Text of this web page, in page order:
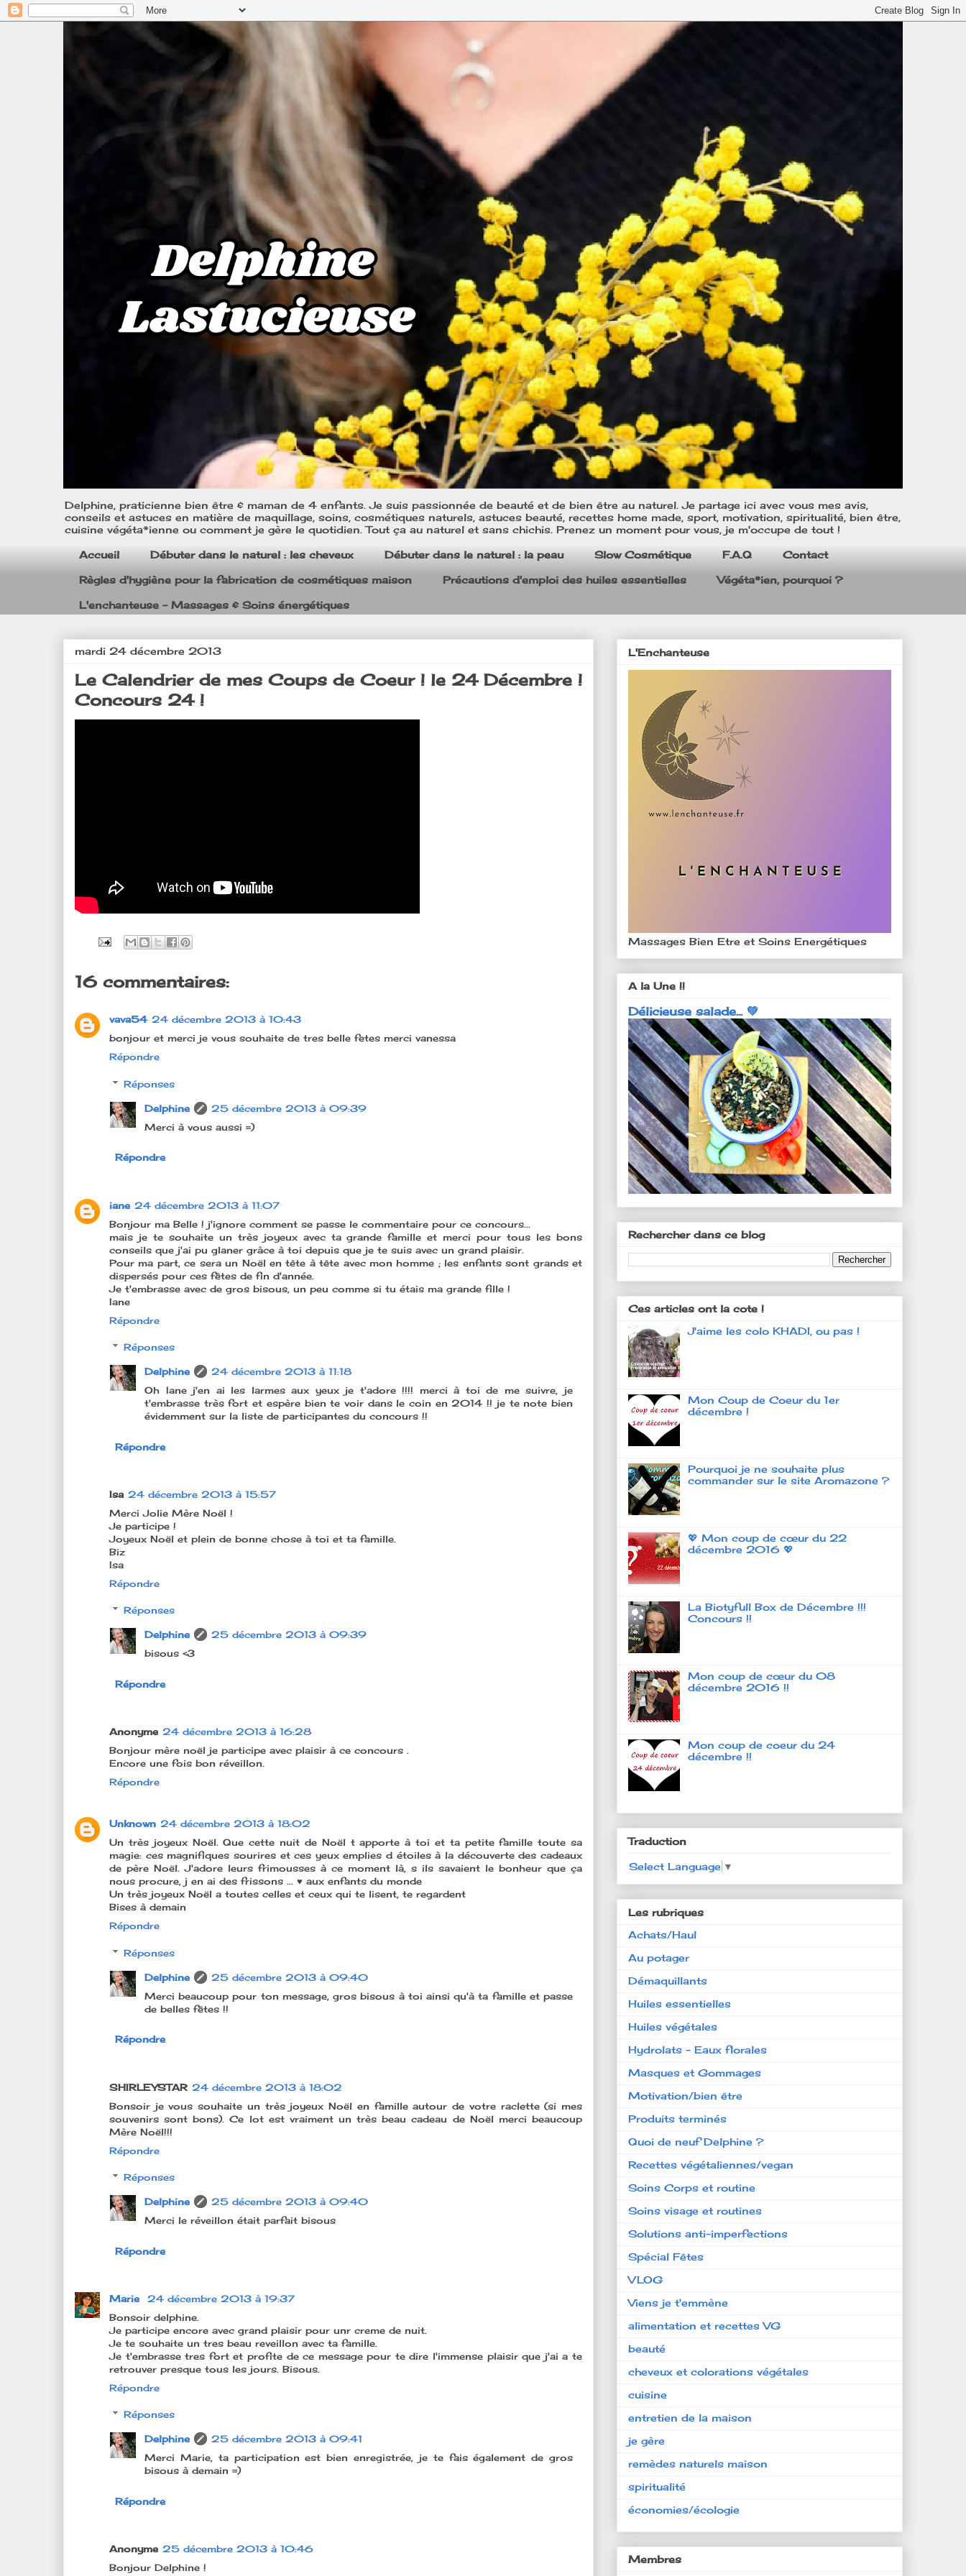
Delphine, praticienne bien être & maman de 4 enfants. Je suis passionnée de beauté et de bien être au naturel. Je partage ici avec vous mes avis,
conseils et astuces en matière de maquillage, soins, cosmétiques naturels, astuces beauté, recettes home made, sport, motivation, spiritualité, bien être,
cuisine végéta*ienne ou comment je gère le quotidien. Tout ça au naturel et sans chichis. Prenez un moment pour vous, je m'occupe de tout !
Accueil Débuter dans le naturel : les cheveux Débuter dans le naturel : la peau Slow Cosmétique F.A.Q Contact
Règles d'hygiène pour la fabrication de cosmétiques maison Précautions d'emploi des huiles essentielles Végéta*ien, pourquoi ?
L'enchanteuse - Massages & Soins énergétiques
mardi 24 décembre 2013
Le Calendrier de mes Coups de Coeur ! le 24 Décembre !
Concours 24 !
16 commentaires:
vava54 24 décembre 2013 à 10:43
bonjour et merci je vous souhaite de tres belle fetes merci vanessa
Répondre
Réponses
Delphine
25 décembre 2013 à 09:39
Merci à vous aussi =)
Répondre
iane 24 décembre 2013 à 11:07
Bonjour ma Belle ! j'ignore comment se passe le commentaire pour ce concours...
mais je te souhaite un très joyeux avec ta grande famille et merci pour tous les bons
conseils que j'ai pu glaner grâce à toi depuis que je te suis avec un grand plaisir.
Pour ma part, ce sera un Noël en tête à tête avec mon homme ; les enfants sont grands et
dispersés pour ces fêtes de fin d'année.
Je t'embrasse avec de gros bisous, un peu comme si tu étais ma grande fille !
Iane
Répondre
Réponses
Delphine
24 décembre 2013 à 11:18
Oh Iane j'en ai les larmes aux yeux je t'adore !!!! merci à toi de me suivre, je
t'embrasse très fort et espère bien te voir dans le coin en 2014 !! je te note bien
évidemment sur la liste de participantes du concours !!
Répondre
Isa 24 décembre 2013 à 15:57
Merci Jolie Mère Noël !
Je participe !
Joyeux Noël et plein de bonne chose à toi et ta famille.
Biz
Isa
Répondre
Réponses
Delphine
25 décembre 2013 à 09:39
bisous <3
Répondre
Anonyme 24 décembre 2013 à 16:28
Bonjour mère noël je participe avec plaisir à ce concours .
Encore une fois bon réveillon.
Répondre
Unknown 24 décembre 2013 à 18:02
Un très joyeux Noël. Que cette nuit de Noël t apporte à toi et ta petite famille toute sa
magie: ces magnifiques sourires et ces yeux emplies d étoiles à la découverte des cadeaux
de père Noël. J'adore leurs frimousses à ce moment là, s ils savaient le bonheur que ça
nous procure, j en ai des frissons ... ♥ aux enfants du monde
Un très joyeux Noël a toutes celles et ceux qui te lisent, te regardent
Bises à demain
Répondre
Réponses
Delphine
25 décembre 2013 à 09:40
Merci beaucoup pour ton message, gros bisous à toi ainsi qu'à ta famille et passe
de belles fêtes !!
Répondre
SHIRLEYSTAR 24 décembre 2013 à 18:02
Bonsoir je vous souhaite un très joyeux Noël en famille autour de votre raclette (si mes
souvenirs sont bons). Ce lot est vraiment un très beau cadeau de Noël merci beaucoup
Mère Noël!!!
Répondre
Réponses
Delphine
25 décembre 2013 à 09:40
Merci le réveillon était parfait bisous
Répondre
Marie
24 décembre 2013 à 19:37
Bonsoir delphine.
Je participe encore avec grand plaisir pour unr creme de nuit.
Je te souhaite un tres beau reveillon avec ta famille.
Je t'embrasse tres fort et profite de ce message pour te dire l'immense plaisir que j'ai a te
retrouver presque tous les jours. Bisous.
Répondre
Réponses
Delphine
25 décembre 2013 à 09:41
Merci Marie, ta participation est bien enregistrée, je te fais également de gros
bisous à demain =)
Répondre
Anonyme 25 décembre 2013 à 10:46
Bonjour Delphine !
L'Enchanteuse
Massages Bien Etre et Soins Energétiques
A la Une !!
Délicieuse salade... 💚
Rechercher dans ce blog
Ces articles ont la cote !
J'aime les colo KHADI, ou pas !
Mon Coup de Coeur du 1er
décembre !
Pourquoi je ne souhaite plus
commander sur le site Aromazone ?
💖 Mon coup de cœur du 22
décembre 2016 💖
La Biotyfull Box de Décembre !!!
Concours !!
Mon coup de cœur du 08
décembre 2016 !!
Mon coup de coeur du 24
décembre !!
Traduction
Select Language ▼
Les rubriques
Achats/Haul
Au potager
Démaquillants
Huiles essentielles
Huiles végétales
Hydrolats - Eaux florales
Masques et Gommages
Motivation/bien être
Produits terminés
Quoi de neuf Delphine ?
Recettes végétaliennes/vegan
Soins Corps et routine
Soins visage et routines
Solutions anti-imperfections
Spécial Fêtes
VLOG
Viens je t'emmène
alimentation et recettes VG
beauté
cheveux et colorations végétales
cuisine
entretien de la maison
je gère
remèdes naturels maison
spiritualité
économies/écologie
Membres